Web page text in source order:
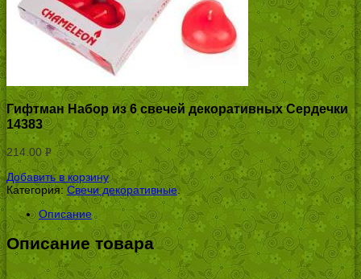
Гифтман Набор из 6 свечей декоративных Сердечки
14383
214.00Р
УБ.
Добавить в корзину
Категория: Свечи декоративные.
Описание
Описание товара